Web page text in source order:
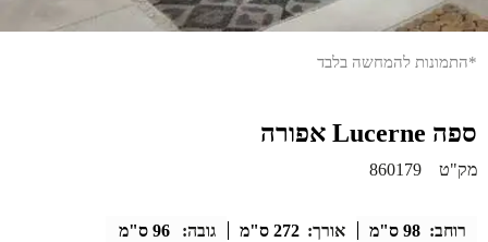
*התמונות להמחשה בלבד
ספה Lucerne אפורה
מק"ט 860179
רוחב: 98 ס"מ אורך: 272 ס"מ גובה: 96 ס"מ